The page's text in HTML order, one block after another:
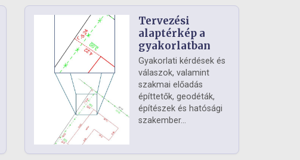
Tervezési
alaptérkép a
gyakorlatban
Gyakorlati kérdések és
válaszok, valamint
szakmai előadás
építtetők, geodéták,
építészek és hatósági
szakember...